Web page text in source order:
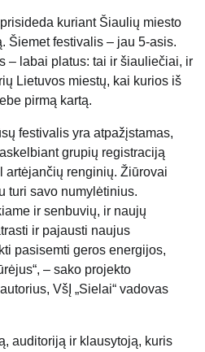
kuriant Šiaulių miesto
Šiemet festivalis – jau 5-asis.
– labai platus: tai ir šiauliečiai, ir
Lietuvos miestų, kai kurios iš
pirmą kartą.
festivalis yra atpažįstamas,
grupių registraciją
artėjančių renginių. Žiūrovai
turi savo numylėtinius.
ir senbuvių, ir naujų
ir pajausti naujus
pasisemti geros energijos,
– sako projekto
VšĮ „Sielai“ vadovas
auditoriją ir klausytoją, kuris